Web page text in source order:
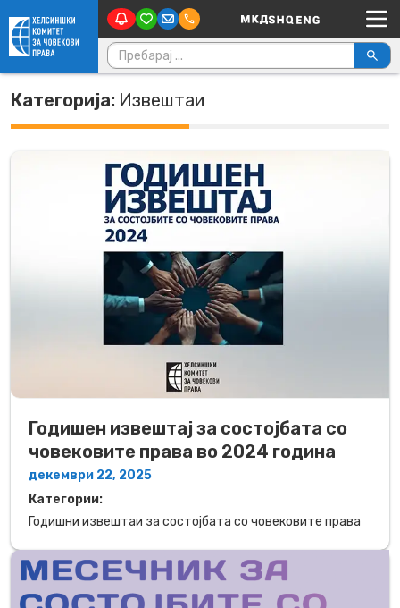
Skip to content Main Navigation
Пребарувај за:
Категорија: Извештаи
Годишен извештај за состојбата со
човековите права во 2024 година
декември 22, 2025
Категории:
Годишни извештаи за состојбата со човековите права